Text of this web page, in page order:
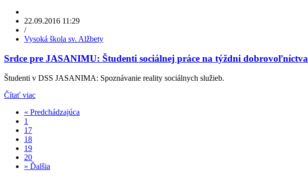
22.09.2016 11:29
/
Vysoká škola sv. Alžbety
Srdce pre JASANIMU: Študenti sociálnej práce na týždni dobrovoľníctva
Študenti v DSS JASANIMA: Spoznávanie reality sociálnych služieb.
Čítať viac
« Predchádzajúca
1
17
18
19
20
» Ďalšia